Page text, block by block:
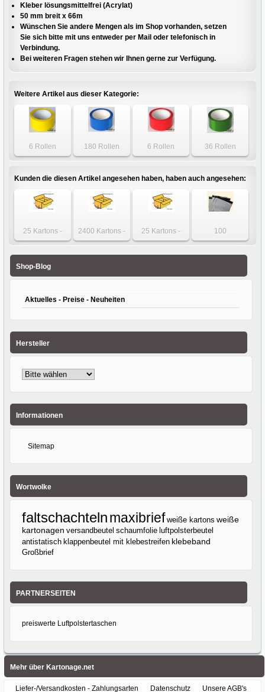
Kleber lösungsmittelfrei (Acrylat)
50 mm breit x 66m
Wünschen Sie andere Mengen als im Shop vorhanden, setzen
Sie sich bitte mit uns entweder per Mail oder telefonisch in
Verbindung.
Bei weiteren Fragen stehen wir Ihnen gerne zur Verfügung.
Weitere Artikel aus dieser Kategorie:
6 Rollen
Klebeband leise
66m
180 Rollen
Klebeband leise
66m
6 Rollen
Klebeband leise
36 Rollen
Klebeband leise
66m
Kunden die diesen Artikel angesehen haben, haben auch angesehen:
25 Kartons -
Karton 590 x 390
einwellig
2400 Kartons -
Innenmaß Karton
25 Kartons -
Karton 112 x 112
100
Folienversandtaschen
Shop-Blog
Aktuelles - Preise - Neuheiten
Hersteller
Informationen
Sitemap
Wortwolke
faltschachtelnmaxibrief weiße kartons weiße
kartonagen versandbeutel schaumfolie luftpolsterbeutel
antistatisch klappenbeutel mit klebestreifen klebeband
Großbrief
PARTNERSEITEN
preiswerte Luftpolstertaschen
Mehr über Kartonage.net
Liefer-/Versandkosten - Zahlungsarten Datenschutz Unsere AGB's